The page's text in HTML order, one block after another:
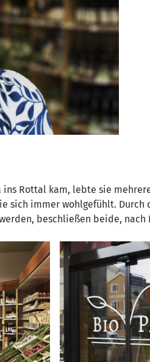
Rottal kam, lebte sie
sich immer wohlgefühlt.
beschließen beide, nach